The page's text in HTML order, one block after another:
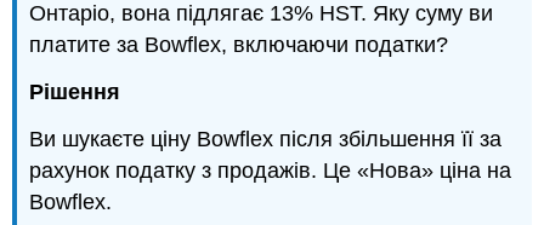
Онтаріо, вона підлягає 13% HST. Яку суму ви
платите за Bowflex, включаючи податки?
Рішення
Ви шукаєте ціну Bowflex після збільшення її за
рахунок податку з продажів. Це «Нова» ціна на
Bowflex.